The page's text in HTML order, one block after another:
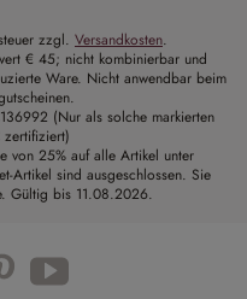
zzgl. Versandkosten.
€ 45; nicht kombinierbar und
Ware. Nicht anwendbar beim
(Nur als solche markierten
zertifiziert)
von 25% auf alle Artikel unter
Artikel sind ausgeschlossen. Sie
Gültig bis 11.08.2026.